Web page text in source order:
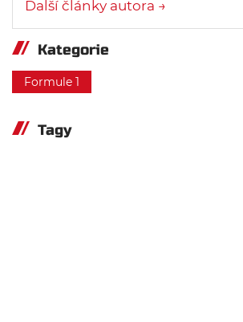
Další články autora →
Kategorie
Formule 1
Tagy